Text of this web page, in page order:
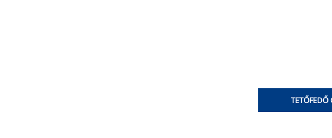
TETŐFEDŐ